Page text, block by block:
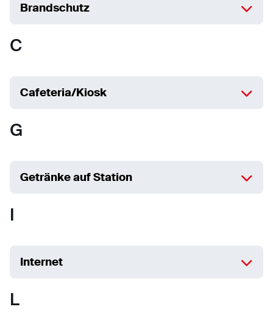
Brandschutz
C
Cafeteria/Kiosk
G
Getränke auf Station
I
Internet
L